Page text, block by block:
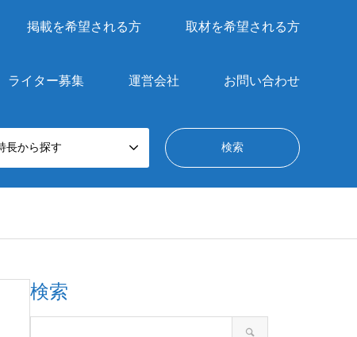
掲載を希望される方 取材を希望される方
ライター募集 運営会社 お問い合わせ
長から探す
検索